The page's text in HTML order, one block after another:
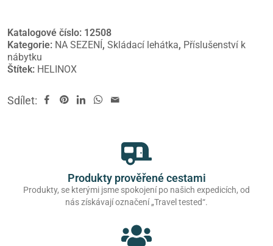
Katalogové číslo: 12508
Kategorie: NA SEZENÍ, Skládací lehátka, Příslušenství k
nábytku
Štítek: HELINOX
Sdílet:
Produkty prověřené cestami
Produkty, se kterými jsme spokojení po našich expedicích, od
nás získávají označení „Travel tested“.